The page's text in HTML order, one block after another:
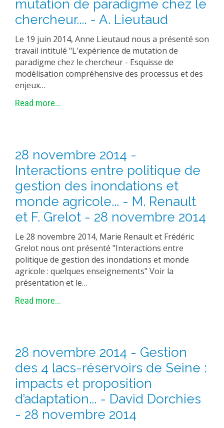
mutation de paradigme chez le
chercheur.... - A. Lieutaud
Le 19 juin 2014, Anne Lieutaud nous a présenté son
travail intitulé "L'expérience de mutation de
paradigme chez le chercheur - Esquisse de
modélisation compréhensive des processus et des
enjeux…
Read more...
28 novembre 2014 -
Interactions entre politique de
gestion des inondations et
monde agricole... - M. Renault
et F. Grelot - 28 novembre 2014
Le 28 novembre 2014, Marie Renault et Frédéric
Grelot nous ont présenté "Interactions entre
politique de gestion des inondations et monde
agricole : quelques enseignements" Voir la
présentation et le…
Read more...
28 novembre 2014 - Gestion
des 4 lacs-réservoirs de Seine :
impacts et proposition
d’adaptation... - David Dorchies
- 28 novembre 2014